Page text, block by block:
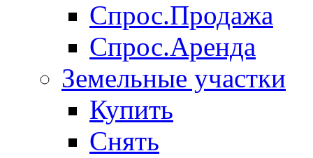
Спрос.Продажа
Спрос.Аренда
Земельные участки
Купить
Снять